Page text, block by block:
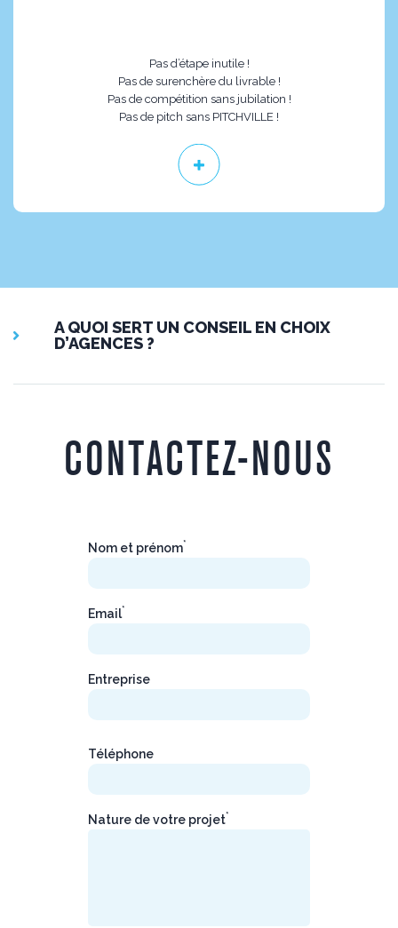
Pas d’étape inutile !
Pas de surenchère du livrable !
Pas de compétition sans jubilation !
Pas de pitch sans PITCHVILLE !
A QUOI SERT UN CONSEIL EN CHOIX
D’AGENCES ?
CONTACTEZ-NOUS
Nom et prénom*
Email*
Entreprise
Téléphone
Nature de votre projet*